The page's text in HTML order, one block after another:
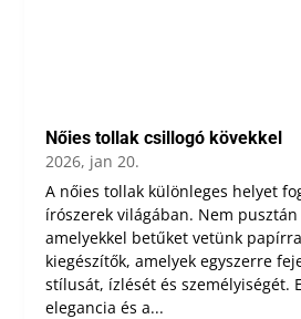
Nőies tollak csillogó kövekkel
2026, jan 20.
A nőies tollak különleges helyet
írószerek világában. Nem pusztán
amelyekkel betűket vetünk
kiegészítők, amelyek egyszerre
stílusát, ízlését és személyiségét.
elegancia és a...